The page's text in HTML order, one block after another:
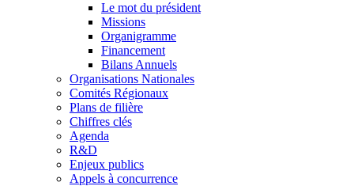
Le mot du président
Missions
Organigramme
Financement
Bilans Annuels
Organisations Nationales
Comités Régionaux
Plans de filière
Chiffres clés
Agenda
R&D
Enjeux publics
Appels à concurrence